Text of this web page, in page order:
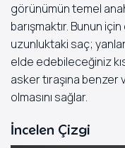
görünümün temel
barışmaktır. Bunun
uzunluktaki saç;
elde edebileceğiniz
asker tıraşına benzer
olmasını sağlar.
İncelen Çizgi